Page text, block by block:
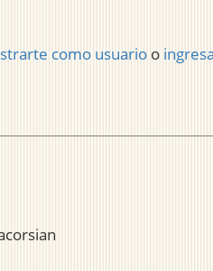
como usuario o ingresa